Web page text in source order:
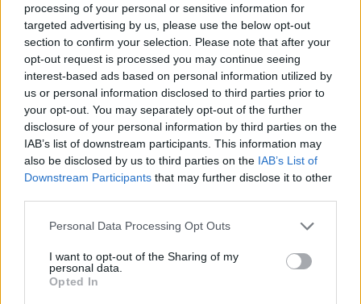
processing of your personal or sensitive information for
targeted advertising by us, please use the below opt-out
section to confirm your selection. Please note that after your
opt-out request is processed you may continue seeing
interest-based ads based on personal information utilized by
us or personal information disclosed to third parties prior to
your opt-out. You may separately opt-out of the further
disclosure of your personal information by third parties on the
IAB’s list of downstream participants. This information may
also be disclosed by us to third parties on the IAB’s List of
Downstream Participants that may further disclose it to other
Personal Data Processing Opt Outs
I want to opt-out of the Sharing of my
personal data.
Opted In
2
VIIHDEUUTISET
marraskuulle – tältä näyttää
syksyn sää